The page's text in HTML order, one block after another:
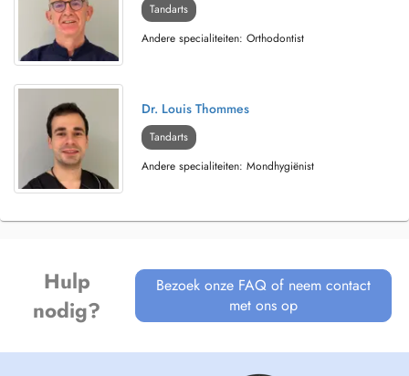
Tandarts
Andere specialiteiten: Orthodontist
Dr. Louis Thommes
Tandarts
Andere specialiteiten: Mondhygiënist
Hulp
nodig?
Bezoek onze FAQ of neem contact
met ons op